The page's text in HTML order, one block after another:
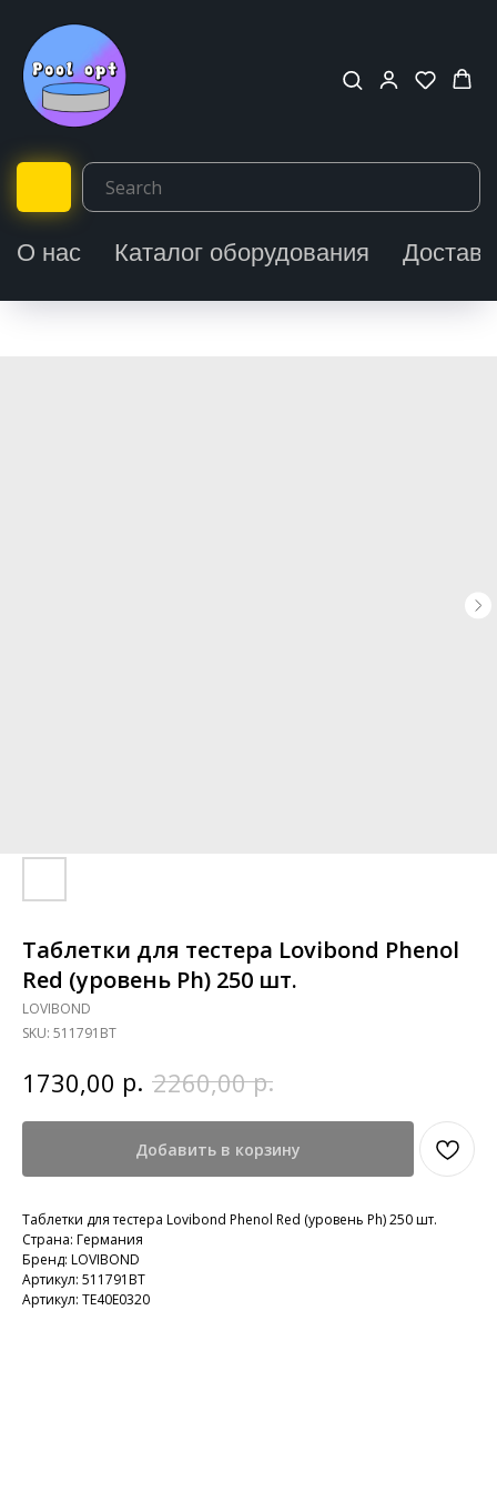
О нас Каталог оборудования
Таблетки для тестера Lovibond Phenol
Red (уровень Ph) 250 шт.
LOVIBOND
SKU: 511791BT
1730,00 р. 2260,00 р.
Добавить в корзину
Таблетки для тестера Lovibond Phenol Red (уровень Ph) 250 шт.
Страна: Германия
Бренд: LOVIBOND
Артикул: 511791BT
Артикул: TE40E0320